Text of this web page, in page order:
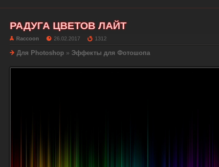
РАДУГА ЦВЕТОВ ЛАЙТ
Raccoon 26.02.2017 1312
Для Photoshop » Эффекты для Фотошопа